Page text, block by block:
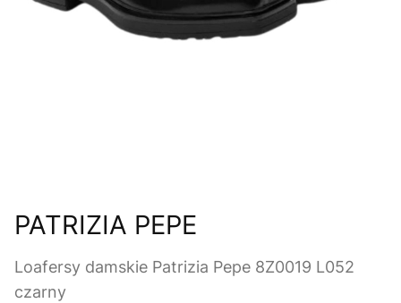
PATRIZIA PEPE
Loafersy damskie Patrizia Pepe 8Z0019 L052
czarny